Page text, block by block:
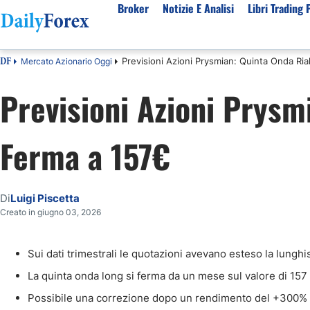
Broker
Bot Trading Automatico
Trading Bonus Senza Deposito
Consob Lista Broker Autorizzati
Broker No Esma
Broker con Spread 0
Notizie E Analisi
Quotazione EUR USD Real Time
Previsioni S&P500 Oggi
Previsioni Nasdaq 100 Oggi
Previsione Quotazione XAUUSD Oro
Tutte le Valute Disponibili
Tutti gli Indici Disponibili
Libri Trading
Chi Siamo
Politica editoriale
Come Guadagniamo Soldi
La Nostra Metodologia
Perché Fidarsi di Noi
DF Mercato Azionario Oggi Previsioni Azioni Prysmian: Quinta Onda
Previsioni Azioni
Ferma a 157€
DiLuigi Piscetta
Creato in giugno 03, 2026
Sui dati trimestrali le quotazioni avevano esteso la
La quinta onda long si ferma da un mese sul valore di 157
Possibile una correzione dopo un rendimento del +300%